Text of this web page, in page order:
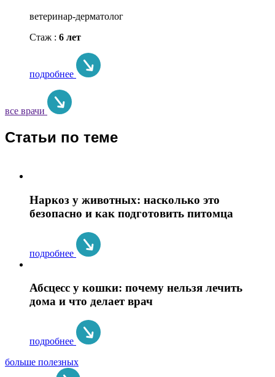
ветеринар-дерматолог
Стаж : 6 лет
подробнее
все врачи
Статьи по теме
Наркоз у животных: насколько это
безопасно и как подготовить питомца
подробнее
Абсцесс у кошки: почему нельзя лечить
дома и что делает врач
подробнее
больше полезных